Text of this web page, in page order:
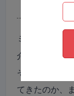
ミロスアカデ
介】がありま
それぞれの講
てきたのか、